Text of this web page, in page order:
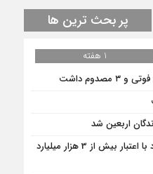
پر بحث ترین ها
1 هفته
اربعین شد
5 پروژه‌ عمرانی شهرداری سرخ‌رود با اعتبار بیش از 3 هزار میلیارد